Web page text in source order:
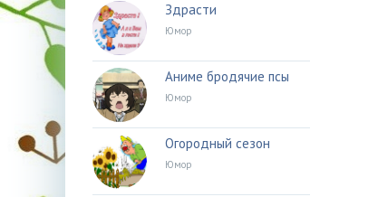
Здрасти
Юмор
Аниме бродячие псы
Юмор
Огородный сезон
Юмор